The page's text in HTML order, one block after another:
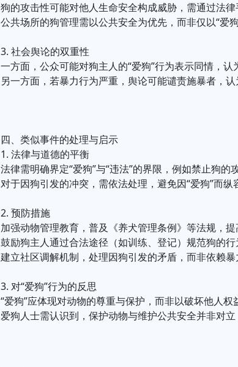
狗的攻击性可能对他人生命安全构成威胁，需通过法律
公共场所的狗管理需以公共安全为优先，而非仅以“爱狗
3. 社会舆论的双重性
一方面，公众可能对狗主人的“爱狗”行为表示同情，认
另一方面，若暴力行为严重，舆论可能谴责施暴者，认
四、类似事件的处理与启示
1. 法律与道德的平衡
法律需明确界定“爱狗”与“违法”的界限，例如禁止狗的
对于因狗引发的冲突，需依法处理，避免因“爱狗”而纵
2. 预防措施
加强动物管理教育，普及《养犬管理条例》等法规，提
鼓励狗主人通过合法途径（如训练、登记）规范狗的行
建立社区调解机制，处理因狗引发的矛盾，而非依赖暴
3. 对“爱狗”行为的反思
“爱狗”应体现对动物的尊重与保护，而非以破坏他人权
爱狗人士需认识到，保护动物与维护公共安全并非对立